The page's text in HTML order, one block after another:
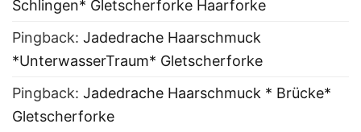
Schlingen* Gletscherforke Haarforke
Pingback: Jadedrache Haarschmuck
*UnterwasserTraum* Gletscherforke
Pingback: Jadedrache Haarschmuck * Brücke*
Gletscherforke